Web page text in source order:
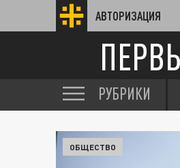
АВТОРИЗАЦИЯ
РУБРИКИ
ОБЩЕСТВО